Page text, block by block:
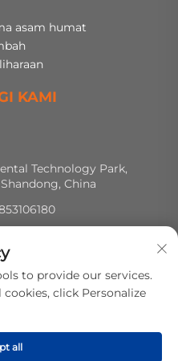
asam humat
KAMI
Technology Park,
China
dilindungi.
to provide our services.
click Personalize
all